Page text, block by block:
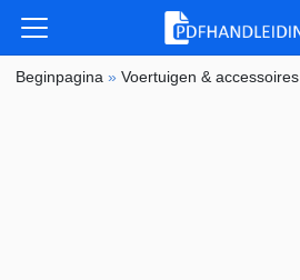
Beginpagina »Voertuigen & accessoires